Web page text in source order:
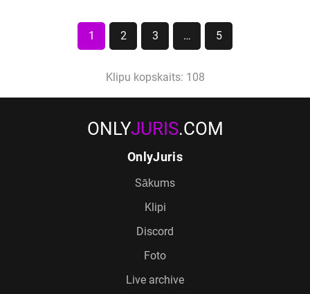
1 2 3 … 5
Klipu kopskaits: 108
ONLYJURIS.COM
OnlyJuris
Sākums
Klipi
Discord
Foto
Live archive